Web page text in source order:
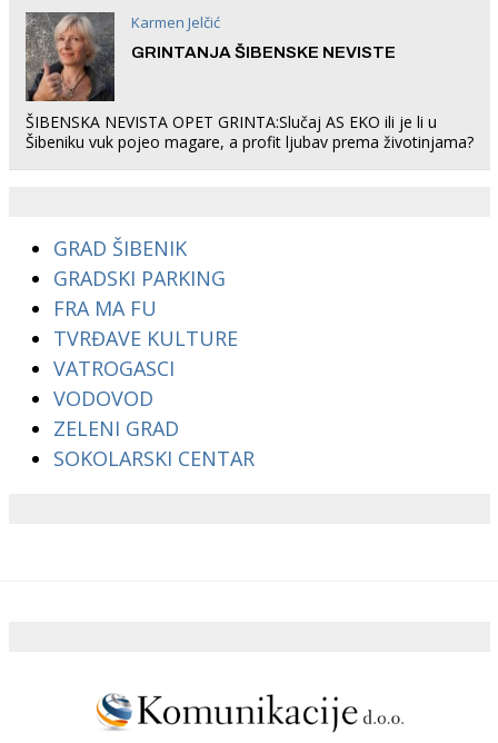
Karmen Jelčić
GRINTANJA ŠIBENSKE NEVISTE
ŠIBENSKA NEVISTA OPET GRINTA:Slučaj AS EKO ili je li u
Šibeniku vuk pojeo magare, a profit ljubav prema životinjama?
GRAD ŠIBENIK
GRADSKI PARKING
FRA MA FU
TVRĐAVE KULTURE
VATROGASCI
VODOVOD
ZELENI GRAD
SOKOLARSKI CENTAR